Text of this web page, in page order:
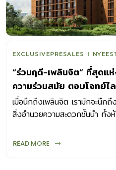
EXCLUSIVEPRESALES
“ร่วมฤดี-เพลินจิต” ที่สุดแ
ความร่วมสมัย ตอบโจทย์ไ
เมื่อนึกถึงเพลินจิต​ เรามักจะนึก
สิ่งอำนวยความสะดวกชั้นนำ​ ทั้ง
ทำเลใจกลางเมืองที่เดินทางสะด
READ MORE